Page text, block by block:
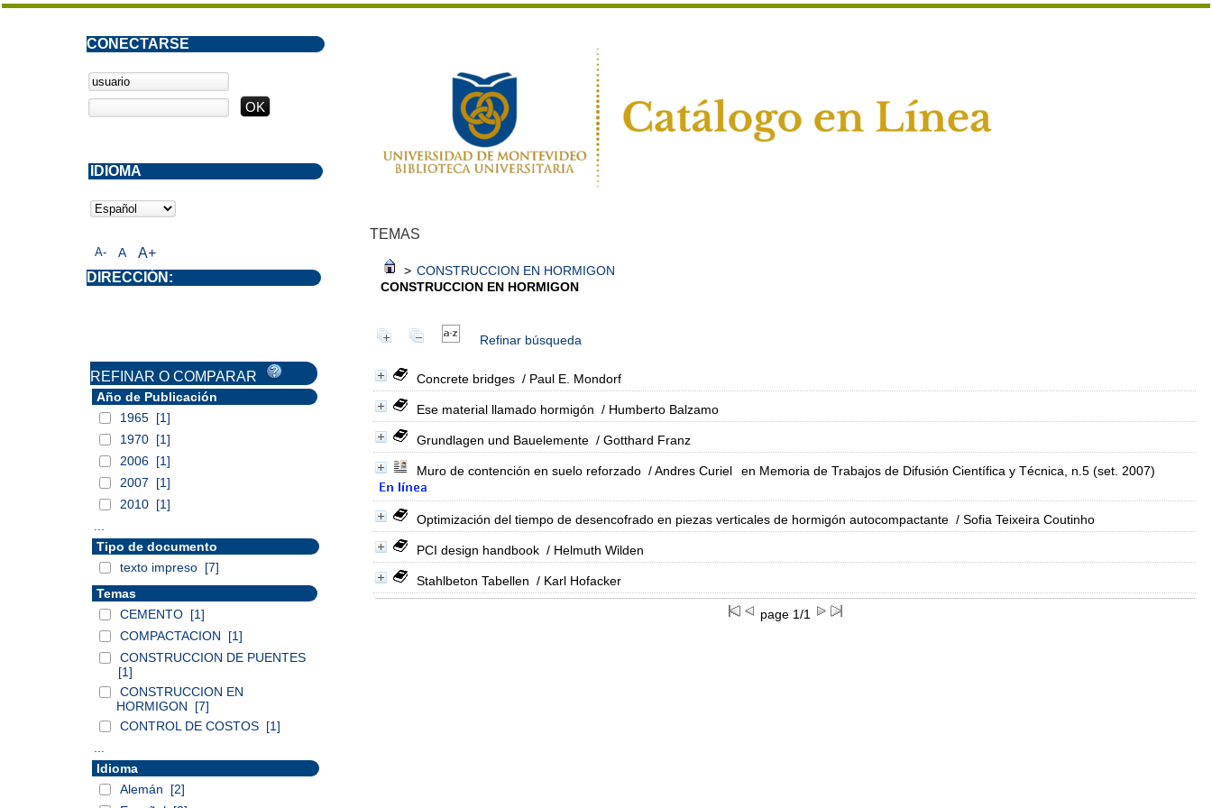
TEMAS
> CONSTRUCCION EN HORMIGON
CONSTRUCCION EN HORMIGON
Refinar búsqueda
Concrete bridges / Paul E. Mondorf
Ese material llamado hormigón / Humberto Balzamo
Grundlagen und Bauelemente / Gotthard Franz
Muro de contención en suelo reforzado / Andres Curiel en Memoria de Trabajos de Difusión Científica y Técnica, n.5 (set. 2007)
Optimización del tiempo de desencofrado en piezas verticales de hormigón autocompactante / Sofia Teixeira Coutinho
PCI design handbook / Helmuth Wilden
Stahlbeton Tabellen / Karl Hofacker
page 1/1
A- A A+
CONECTARSE
DIRECCIÓN:
IDIOMA
REFINAR O COMPARAR
Año de Publicación
1965 [1]
1970 [1]
2006 [1]
2007
[1]
2010 [1]
Tipo de documento
texto impreso [7]
Temas
CEMENTO [1]
COMPACTACION
[1]
CONSTRUCCION DE PUENTES
[1]
CONSTRUCCION EN
HORMIGON
[7]
CONTROL DE COSTOS [1]
Idioma
Alemán
[2]